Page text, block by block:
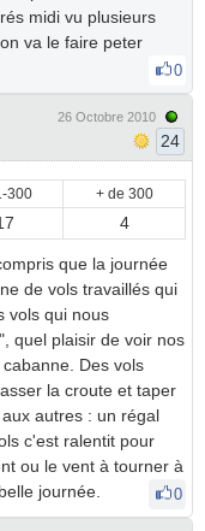
midi vu plusieurs
va le faire peter
0
26 Octobre 2010
24
300 + de 300
4
que la journée
de vols travaillés qui
vols qui nous
quel plaisir de voir nos
Des vols
la croute et taper
autres : un régal
c'est ralentit pour
ou le vent à tourner à
journée.
0